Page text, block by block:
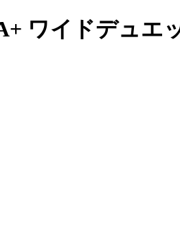
ワイドデュエ